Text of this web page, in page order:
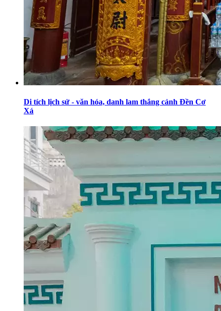
Di tích lịch sử - văn hóa, danh lam thắng cảnh Đền Cơ
Xá